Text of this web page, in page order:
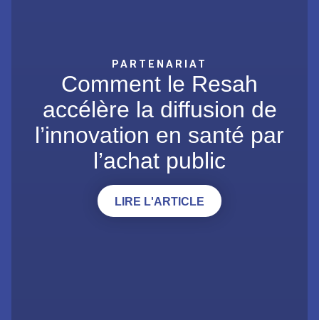
PARTENARIAT
Comment le Resah
accélère la diffusion de
l’innovation en santé par
l’achat public
LIRE L'ARTICLE